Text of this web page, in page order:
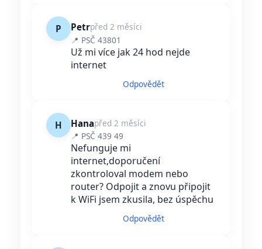
P Petrpřed 2 měsíci
📍 PSČ 43801
Už mi více jak 24 hod nejde
internet
Odpovědět
H Hanapřed 2 měsíci
📍 PSČ 439 49
Nefunguje mi
internet,doporučení
zkontroloval modem nebo
router? Odpojit a znovu připojit
k WiFi jsem zkusila, bez úspěchu
Odpovědět